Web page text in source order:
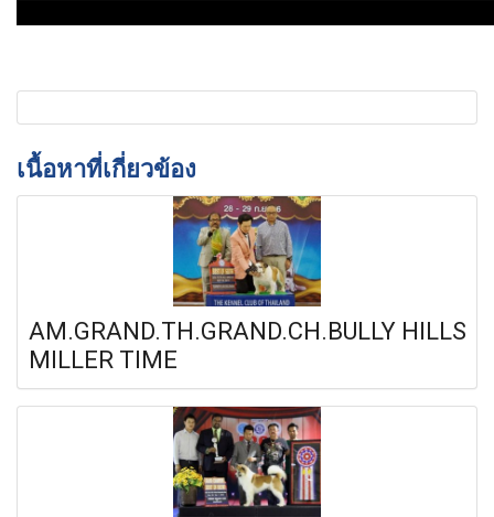
เนื้อหาที่เกี่ยวข้อง
AM.GRAND.TH.GRAND.CH.BULLY HILLS
MILLER TIME